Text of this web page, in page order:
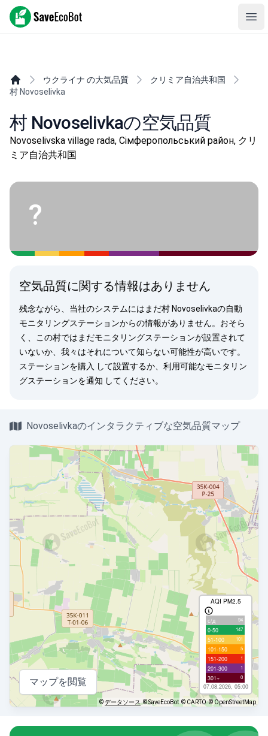
SaveEcoBot
ウクライナ の大気品質
クリミア自治共和国
村 Novoselivka
村 Novoselivkaの空気品質
Novoselivska village rada, Сімферопольський район, クリ
ミア自治共和国
?
空気品質に関する情報はありません
残念ながら、当社のシステムにはまだ村 Novoselivkaの自動
モニタリングステーションからの情報がありません。おそら
く、この村ではまだモニタリングステーションが設置されて
いないか、我々はそれについて知らない可能性が高いです。
ステーションを購入 して設置するか、利用可能なモニタリン
グステーションを通知 してください。
Novoselivkaのインタラクティブな空気品質マップ
AQI PM2.5
с/д 94
0-50 147
51-100 101
101-150 5
151-200 1
201-300 1
301+ 0
07.08.2026, 05:00
マップを閲覧
©データソース © SaveEcoBot © CARTO © OpenStreetMap